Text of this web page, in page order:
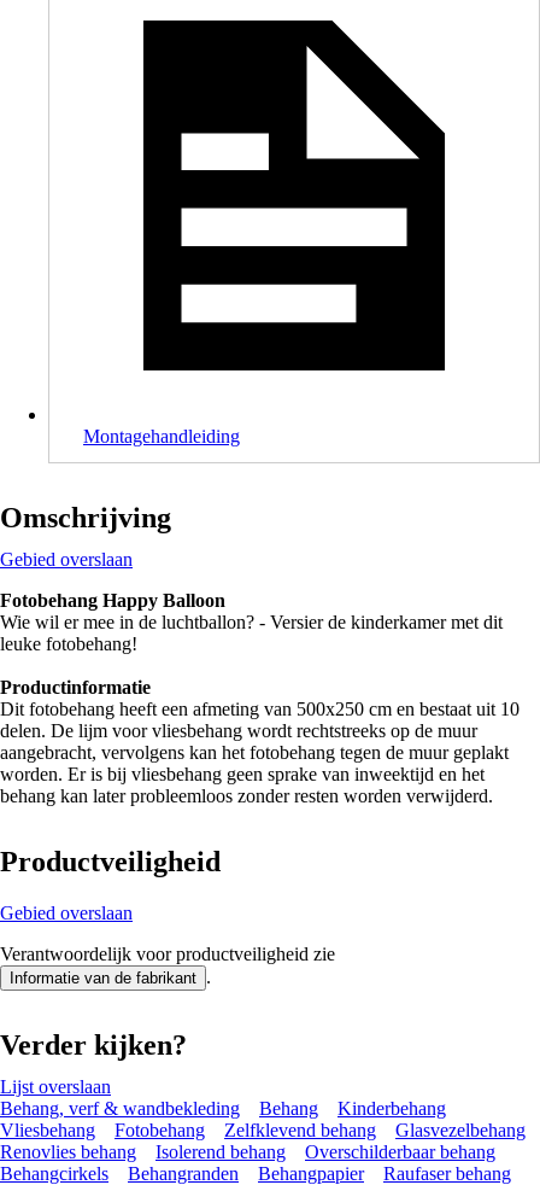
Montagehandleiding
Omschrijving
Gebied overslaan
Fotobehang Happy Balloon
Wie wil er mee in de luchtballon? - Versier de kinderkamer met dit
leuke fotobehang!
Productinformatie
Dit fotobehang heeft een afmeting van 500x250 cm en bestaat uit 10
delen. De lijm voor vliesbehang wordt rechtstreeks op de muur
aangebracht, vervolgens kan het fotobehang tegen de muur geplakt
worden. Er is bij vliesbehang geen sprake van inweektijd en het
behang kan later probleemloos zonder resten worden verwijderd.
Productveiligheid
Gebied overslaan
Verantwoordelijk voor productveiligheid zie
Informatie van de fabrikant .
Verder kijken?
Lijst overslaan
Behang, verf & wandbekleding
Behang
Kinderbehang
Vliesbehang
Fotobehang Zelfklevend behang
Glasvezelbehang
Renovlies behang
Isolerend behang
Overschilderbaar behang
Behangcirkels
Behangranden Behangpapier Raufaser behang